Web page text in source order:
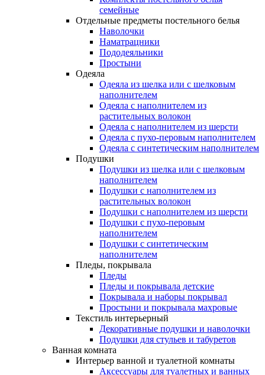
семейные
Отдельные предметы постельного белья
Наволочки
Наматрацники
Пододеяльники
Простыни
Одеяла
Одеяла из шелка или с шелковым
наполнителем
Одеяла с наполнителем из
растительных волокон
Одеяла с наполнителем из шерсти
Одеяла с пухо-перовым наполнителем
Одеяла с синтетическим наполнителем
Подушки
Подушки из шелка или с шелковым
наполнителем
Подушки с наполнителем из
растительных волокон
Подушки с наполнителем из шерсти
Подушки с пухо-перовым
наполнителем
Подушки с синтетическим
наполнителем
Пледы, покрывала
Пледы
Пледы и покрывала детские
Покрывала и наборы покрывал
Простыни и покрывала махровые
Текстиль интерьерный
Декоративные подушки и наволочки
Подушки для стульев и табуретов
Ванная комната
Интерьер ванной и туалетной комнаты
Аксессуары для туалетных и ванных